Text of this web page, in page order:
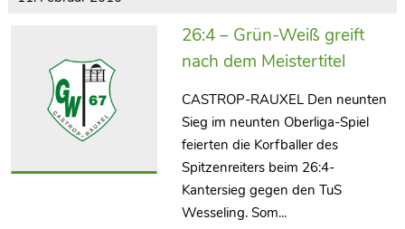
26:4 – Grün-Weiß greift
nach dem Meistertitel
CASTROP-RAUXEL Den neunten
Sieg im neunten Oberliga-Spiel
feierten die Korfballer des
Spitzenreiters beim 26:4-
Kantersieg gegen den TuS
Wesseling. Som...